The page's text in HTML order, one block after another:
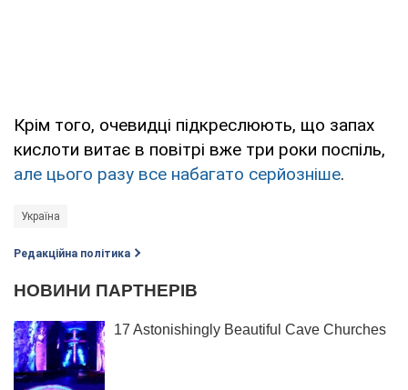
Крім того, очевидці підкреслюють, що запах
кислоти витає в повітрі вже три роки поспіль,
але цього разу все набагато серйозніше.
Україна
Редакційна політика